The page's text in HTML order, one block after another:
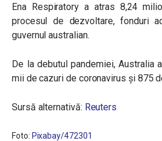
Ena Respiratory a atras 8,24
procesul de dezvoltare, fonduri
guvernul australian.
De la debutul pandemiei, Australia
mii de cazuri de coronavirus și 875
Sursă alternativă: Reuters
Foto: Pixabay/472301